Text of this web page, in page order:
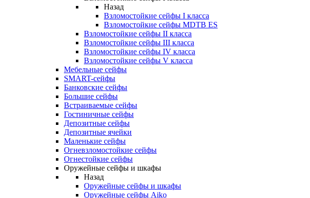
Назад
Взломостойкие сейфы I класса
Взломостойкие сейфы MDTB ES
Взломостойкие сейфы II класса
Взломостойкие сейфы III класса
Взломостойкие сейфы IV класса
Взломостойкие сейфы V класса
Мебельные сейфы
SMART-сейфы
Банковские сейфы
Большие сейфы
Встраиваемые сейфы
Гостиничные сейфы
Депозитные сейфы
Депозитные ячейки
Маленькие сейфы
Огневзломостойкие сейфы
Огнестойкие сейфы
Оружейные сейфы и шкафы
Назад
Оружейные сейфы и шкафы
Оружейные сейфы Aiko